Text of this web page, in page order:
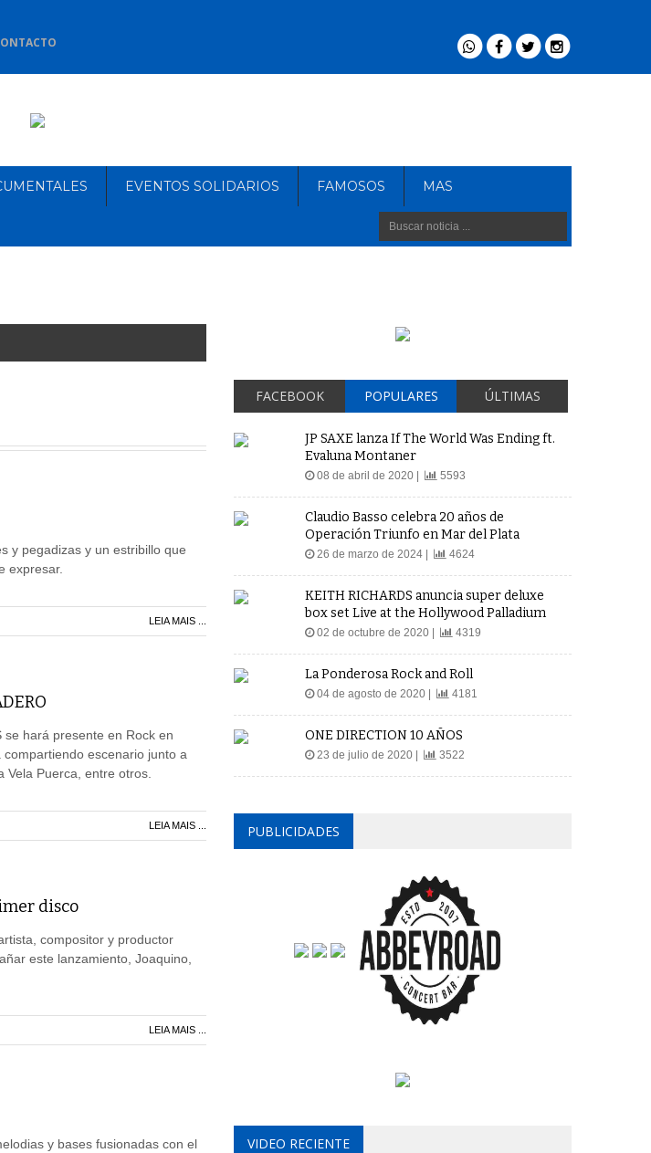
EVENTOS SOLIDARIOS FAMOSOS MAS
y pegadizas y un estribillo que
expresar.
LEIA MAIS ...
se hará presente en Rock en
escenario junto a
Vela Puerca, entre otros.
LEIA MAIS ...
disco
compositor y productor
este lanzamiento, Joaquino,
LEIA MAIS ...
y bases fusionadas con el
FACEBOOK POPULARES ÚLTIMAS
JP SAXE lanza If The World Was Ending ft.
Evaluna Montaner
08 de abril de 2020 | 5593
Claudio Basso celebra 20 años de
Operación Triunfo en Mar del Plata
26 de marzo de 2024 | 4624
KEITH RICHARDS anuncia super deluxe
box set Live at the Hollywood Palladium
02 de octubre de 2020 | 4319
La Ponderosa Rock and Roll
04 de agosto de 2020 | 4181
ONE DIRECTION 10 AÑOS
23 de julio de 2020 | 3522
PUBLICIDADES
VIDEO RECIENTE